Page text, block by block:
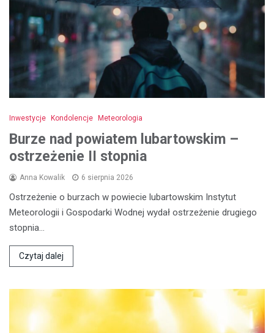
Inwestycje Kondolencje Meteorologia
Burze nad powiatem lubartowskim –
ostrzeżenie II stopnia
Anna Kowalik 6 sierpnia 2026
Ostrzeżenie o burzach w powiecie lubartowskim Instytut
Meteorologii i Gospodarki Wodnej wydał ostrzeżenie drugiego
stopnia…
Czytaj dalej